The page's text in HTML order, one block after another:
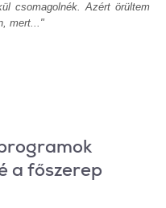
csomagolnék. Azért örültem
mert..."
a főszerep